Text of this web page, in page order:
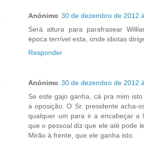
Anónimo 30 de dezembro de 2012
Será altura para parafrasear
época terrível esta, onde idiotas
Responder
Anónimo 30 de dezembro de 2012
Se este gajo ganha, cá pra mim
a oposição. O Sr. presidente acha-
qualquer um para ir a encabeçar a
que o pessoal diz que ele até pode
Mirão à frente, que ele ganha isto.